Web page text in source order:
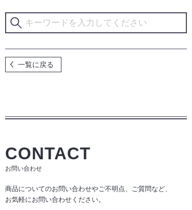
一覧に戻る
CONTACT
お問い合わせ
商品についてのお問い合わせやご不明点、ご質問など、
お気軽にお問い合わせください。